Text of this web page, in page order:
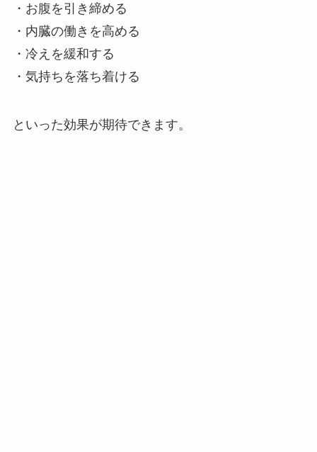
・お腹を引き締める
・内臓の働きを高める
・冷えを緩和する
・気持ちを落ち着ける
といった効果が期待できます。